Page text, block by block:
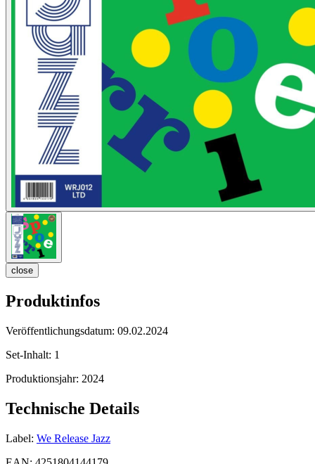
close
Produktinfos
Veröffentlichungsdatum: 09.02.2024
Set-Inhalt: 1
Produktionsjahr: 2024
Technische Details
Label: We Release Jazz